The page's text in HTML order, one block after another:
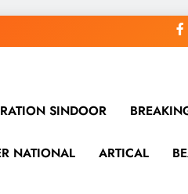
SINDOOR
NATIONAL ARTICAL